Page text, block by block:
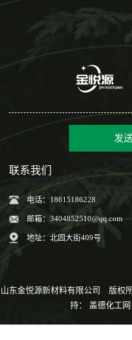
发
联系我们
电话：18615186228
邮箱： 3404852510@qq.com
地址：北园大街409号
山东金悦源新材料有限公司 版权
持： 盖德化工网